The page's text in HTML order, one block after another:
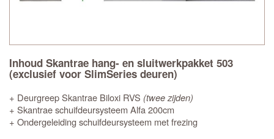
Inhoud Skantrae hang- en sluitwerkpakket 503
(exclusief voor SlimSeries deuren)
+ Deurgreep Skantrae Biloxi RVS (twee zijden)
+ Skantrae schuifdeursysteem Alfa 200cm
+ Ondergeleiding schuifdeursysteem met frezing